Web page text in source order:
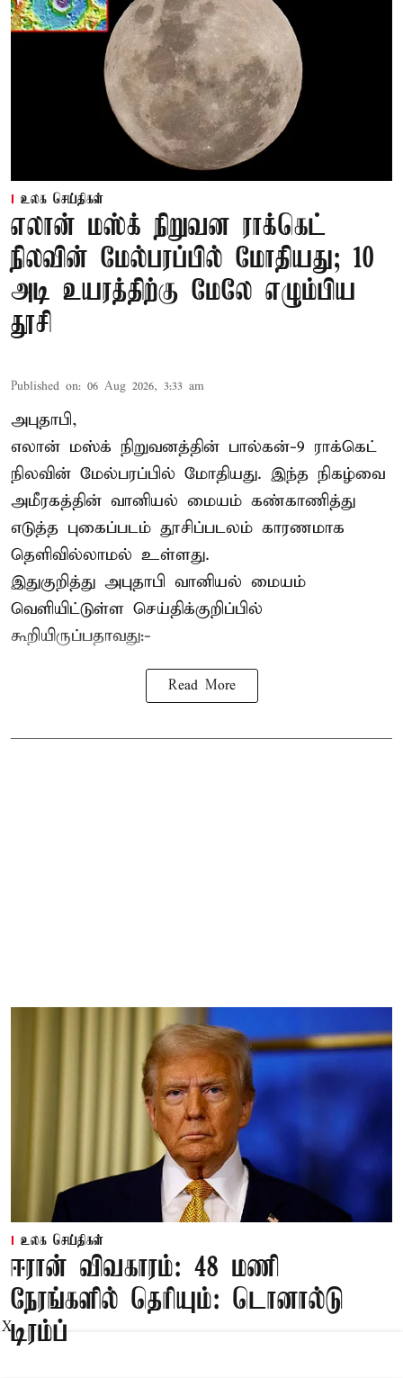
உலக செய்திகள்
எலான் மஸ்க் நிறுவன ராக்கெட்
நிலவின் மேல்பரப்பில் மோதியது; 10
அடி உயரத்திற்கு மேலே எழும்பிய
தூசி
Published on: 06 Aug 2026, 3:33 am
அபுதாபி,
எலான் மஸ்க் நிறுவனத்தின் பால்கன்-9 ராக்கெட்
நிலவின் மேல்பரப்பில் மோதியது. இந்த நிகழ்வை
அமீரகத்தின் வானியல் மையம் கண்காணித்து
எடுத்த புகைப்படம் தூசிப்படலம் காரணமாக
தெளிவில்லாமல் உள்ளது.
இதுகுறித்து அபுதாபி வானியல் மையம்
வெளியிட்டுள்ள செய்திக்குறிப்பில்
கூறியிருப்பதாவது:-
Read More
உலக செய்திகள்
ஈரான் விவகாரம்: 48 மணி
நேரங்களில் தெரியும்: டொனால்டு
டிரம்ப்
X